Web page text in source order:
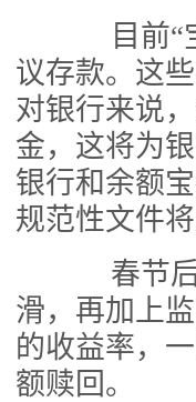
目前“宝
议存款。这
对银行来说
金，这将为
银行和余额
规范性文件
春节后
滑，再加上
的收益率，
额赎回。